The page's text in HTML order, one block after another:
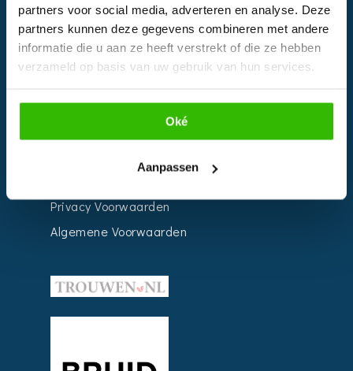
partners voor social media, adverteren en analyse. Deze
partners kunnen deze gegevens combineren met andere
informatie die u aan ze heeft verstrekt of die ze hebben
verzameld op basis van uw gebruik van hun services.
Oké
Aanpassen
Impressie
Weddingplanner
Privacy Voorwaarden
Algemene Voorwaarden